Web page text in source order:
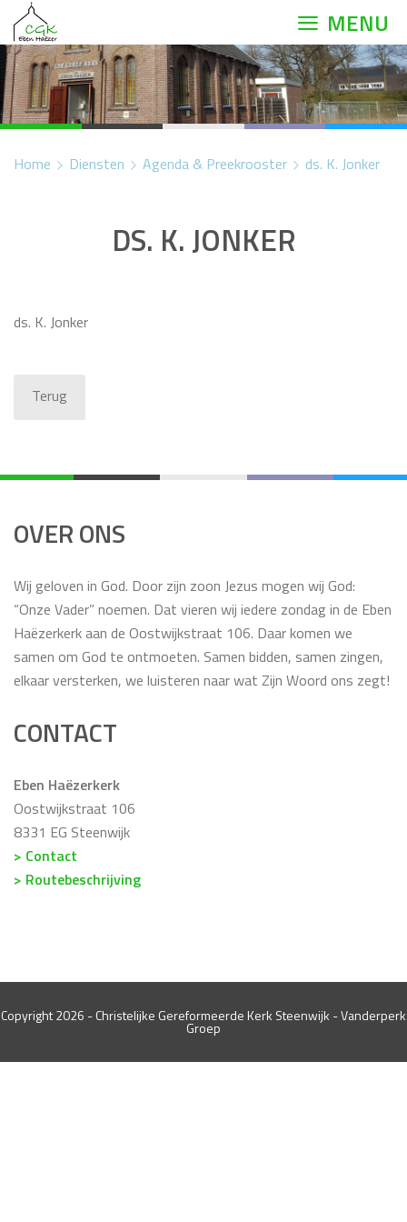
MENU
Home Diensten Agenda & Preekrooster ds. K. Jonker
DS. K. JONKER
ds. K. Jonker
Terug
OVER ONS
Wij geloven in God. Door zijn zoon Jezus mogen wij God:
“Onze Vader” noemen. Dat vieren wij iedere zondag in de Eben
Haëzerkerk aan de Oostwijkstraat 106. Daar komen we
samen om God te ontmoeten. Samen bidden, samen zingen,
elkaar versterken, we luisteren naar wat Zijn Woord ons zegt!
CONTACT
Eben Haëzerkerk
Oostwijkstraat 106
8331 EG Steenwijk
> Contact
> Routebeschrijving
Copyright 2026 - Christelijke Gereformeerde Kerk Steenwijk -Vanderperk
Groep